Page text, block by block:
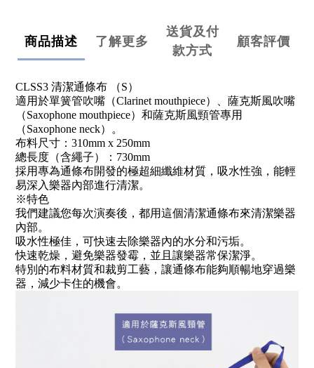
商品描述 了解更多
送貨及付
款方式
顧客評價
CLSS3 清潔通條布 （S）
適用於單簧管吹嘴（Clarinet mouthpiece）、薩克斯風吹嘴
（Saxophone mouthpiece）和薩克斯風頸管專用
（Saxophone neck）。
布料尺寸：310mm x 250mm
總長度（含繩子）：730mm
採用專為通條布開發的極超細纖維材質，吸水性強，能輕
易深入樂器內部進行清潔。
※特色
我們建議您每次演奏後，都用這個清潔通條布來清潔樂器
內部。
吸水性極佳，可快速去除樂器內的水分和污垢。
快速乾燥，避免樂器發霉，並且讓樂器常保潔淨。
特別的布料材質和裁剪工藝，讓通條布能夠順暢地穿過樂
器，減少卡住的機會。